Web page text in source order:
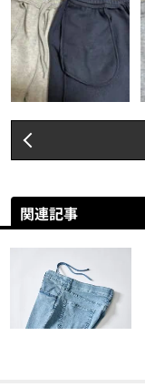
関連記事